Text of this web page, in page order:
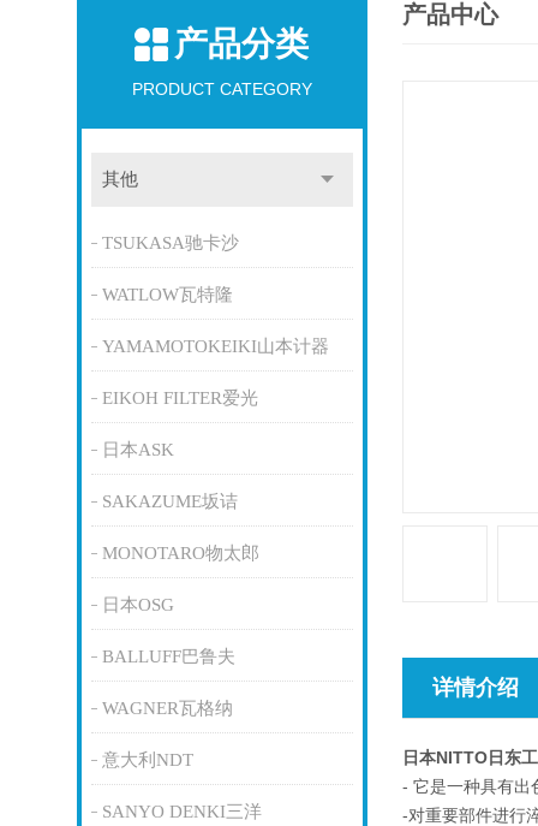
产品分类
PRODUCT CATEGORY
其他
TSUKASA驰卡沙
WATLOW瓦特隆
YAMAMOTOKEIKI山本计器
EIKOH FILTER爱光
日本ASK
SAKAZUME坂诘
MONOTARO物太郎
日本OSG
BALLUFF巴鲁夫
WAGNER瓦格纳
意大利NDT
SANYO DENKI三洋
产品中心
详情介绍
日本NITTO日东
- 它是一种具有出
-对重要部件进行